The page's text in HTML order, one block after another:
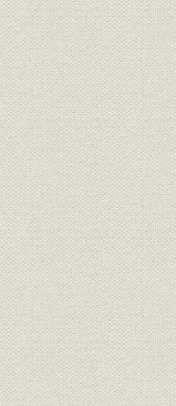
生産
生産
生産
経営;財務・業績業績
経営;財務・業績業績
事業所;沿革